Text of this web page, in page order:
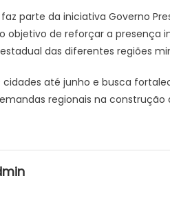
faz parte da iniciativa Governo
objetivo de reforçar a presença
das diferentes regiões
cidades até junho e busca
regionais na